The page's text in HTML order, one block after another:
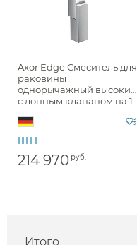
Axor Edge Смеситель для
раковины
однорычажный высокий
с донным клапаном на 1
46031000
214 970 руб.
Итого